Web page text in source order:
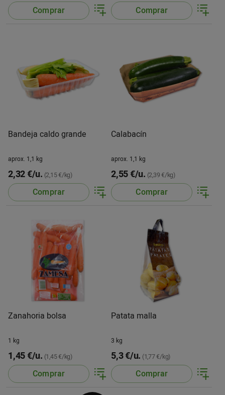
Comprar Comprar
Bandeja caldo grande
aprox. 1,1 kg
2,32 €/u. (2,15 €/kg)
Comprar
Calabacín
aprox. 1,1 kg
2,55 €/u. (2,39 €/kg)
Comprar
Zanahoria bolsa
1 kg
1,45 €/u. (1,45 €/kg)
Comprar
Patata malla
3 kg
5,3 €/u. (1,77 €/kg)
Comprar